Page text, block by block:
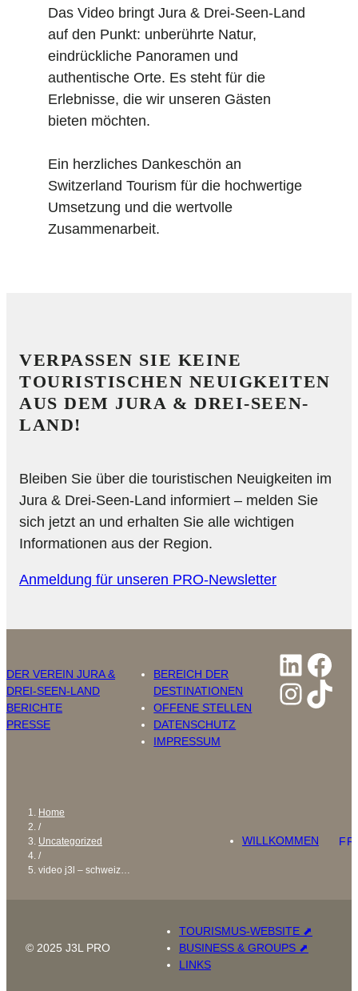
Das Video bringt Jura & Drei-Seen-Land
auf den Punkt: unberührte Natur,
eindrückliche Panoramen und
authentische Orte. Es steht für die
Erlebnisse, die wir unseren Gästen
bieten möchten.
Ein herzliches Dankeschön an
Switzerland Tourism für die hochwertige
Umsetzung und die wertvolle
Zusammenarbeit.
VERPASSEN SIE KEINE
TOURISTISCHEN NEUIGKEITEN
AUS DEM JURA & DREI-SEEN-
LAND!
Bleiben Sie über die touristischen Neuigkeiten im
Jura & Drei-Seen-Land informiert – melden Sie
sich jetzt an und erhalten Sie alle wichtigen
Informationen aus der Region.
Anmeldung für unseren PRO-Newsletter
DER VEREIN JURA &
DREI-SEEN-LAND
BERICHTE
PRESSE
BEREICH DER
DESTINATIONEN
OFFENE STELLEN
DATENSCHUTZ
IMPRESSUM
Home
/
Uncategorized
/
video j3l – schweiz…
WILLKOMMEN
© 2025 J3L PRO
TOURISMUS-WEBSITE ⬈
BUSINESS & GROUPS ⬈
LINKS